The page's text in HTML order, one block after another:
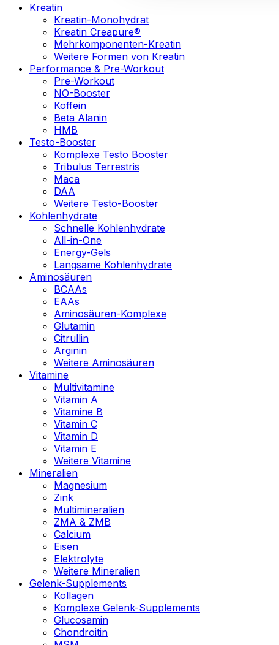
Kreatin
Kreatin-Monohydrat
Kreatin Creapure®
Mehrkomponenten-Kreatin
Weitere Formen von Kreatin
Performance & Pre-Workout
Pre-Workout
NO-Booster
Koffein
Beta Alanin
HMB
Testo-Booster
Komplexe Testo Booster
Tribulus Terrestris
Maca
DAA
Weitere Testo-Booster
Kohlenhydrate
Schnelle Kohlenhydrate
All-in-One
Energy-Gels
Langsame Kohlenhydrate
Aminosäuren
BCAAs
EAAs
Aminosäuren-Komplexe
Glutamin
Citrullin
Arginin
Weitere Aminosäuren
Vitamine
Multivitamine
Vitamin A
Vitamine B
Vitamin C
Vitamin D
Vitamin E
Weitere Vitamine
Mineralien
Magnesium
Zink
Multimineralien
ZMA & ZMB
Calcium
Eisen
Elektrolyte
Weitere Mineralien
Gelenk-Supplements
Kollagen
Komplexe Gelenk-Supplements
Glucosamin
Chondroitin